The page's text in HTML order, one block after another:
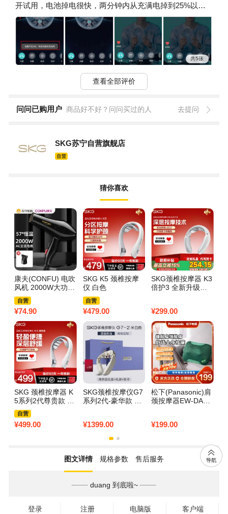
开试用，电池掉电很快，两分钟内从充满电掉到25%以下
强制关机。买了他家产品的小伙伴一定注意看看掉电情
况。商家一开始拒绝承认有问题，变着法让我拍视频证
明，完全就是在搪塞。并且以过了7天无理由退货为理由拒
绝退货。质量有严重问题不是无理由好吧？？（2）投诉后
在客服介入下勉强给换货，也承认了商品有质量问题，结
重。质次价高的商品、垃圾的售后服务算倒霉踩雷了，800
多的东西连个适配器都没有，还让买家自己去找旧型号的
共5张
查看全部评价
问问已购用户 商品好不好？问问买过的人 去提问
SKG苏宁自营旗舰店
猜你喜欢
康夫(CONFU) 电吹
风机 2000W大功率
5档恒温护发冷热风
护发 家用发廊 过热
保护吹风筒KF-888
8
自营
¥74.90
SKG K5 颈椎按摩
仪 白色
自营
¥479.00
SKG颈椎按摩器 K3
倍护3 全新升级款
仪
¥299.00
SKG 颈椎按摩器 K
5系列2代尊贵款 颈
部按摩仪脖子肩颈
护颈仪热敷电脉冲
颈椎按摩仪
自营
¥499.00
SKG颈椎按摩仪G7
系列2代-豪华款 G7
¥1399.00
松下(Panasonic)肩
颈按摩器EW-DA60
¥199.00
图文详情 规格参数 售后服务
duang 到底啦~
登录 注册 电脑版 客户端